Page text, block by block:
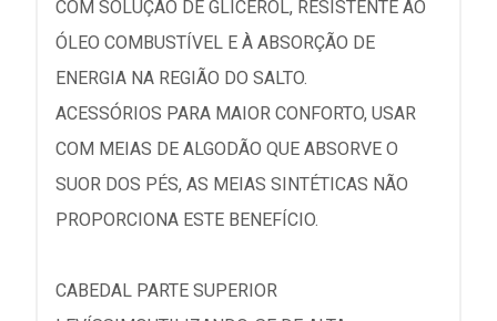
COM SOLUÇÃO DE GLICEROL, RESISTENTE AO
ÓLEO COMBUSTÍVEL E À ABSORÇÃO DE
ENERGIA NA REGIÃO DO SALTO.
ACESSÓRIOS PARA MAIOR CONFORTO, USAR
COM MEIAS DE ALGODÃO QUE ABSORVE O
SUOR DOS PÉS, AS MEIAS SINTÉTICAS NÃO
PROPORCIONA ESTE BENEFÍCIO.
CABEDAL PARTE SUPERIOR